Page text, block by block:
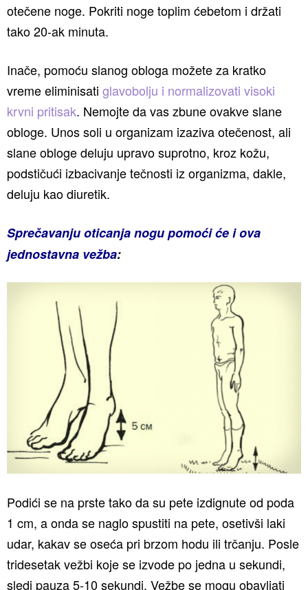
otečene noge. Pokriti noge toplim ćebetom i držati
tako 20-ak minuta.
Inače, pomoću slanog obloga možete za kratko
vreme eliminisati glavobolju i normalizovati visoki
krvni pritisak. Nemojte da vas zbune ovakve slane
obloge. Unos soli u organizam izaziva otečenost, ali
slane obloge deluju upravo suprotno, kroz kožu,
podstičući izbacivanje tečnosti iz organizma, dakle,
deluju kao diuretik.
Sprečavanju oticanja nogu pomoći će i ova
jednostavna vežba:
Podići se na prste tako da su pete izdignute od poda
1 cm, a onda se naglo spustiti na pete, osetivši laki
udar, kakav se oseća pri brzom hodu ili trčanju. Posle
tridesetak vežbi koje se izvode po jedna u sekundi,
sledi pauza 5-10 sekundi. Vežbe se mogu obavljati